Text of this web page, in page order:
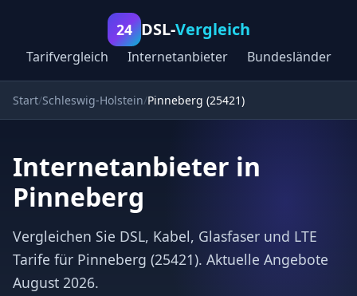
24 DSL-Vergleich
Tarifvergleich Internetanbieter Bundesländer
Start Schleswig-Holstein Pinneberg (25421)
Internetanbieter in
Pinneberg
Vergleichen Sie DSL, Kabel, Glasfaser und LTE
Tarife für Pinneberg (25421). Aktuelle Angebote
August 2026.